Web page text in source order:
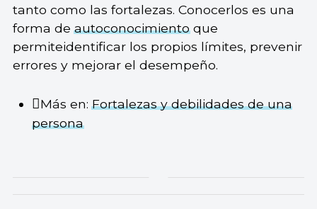
tanto como las fortalezas. Conocerlos es una
forma deautoconocimientoque
permiteidentificar los propios límites, prevenir
errores y mejorar el desempeño.
Más en:Fortalezas y debilidades de una
persona